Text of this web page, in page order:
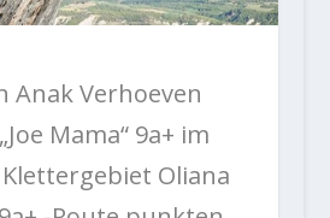
Anak Verhoeven
Mama“ 9a+ im
Oliana